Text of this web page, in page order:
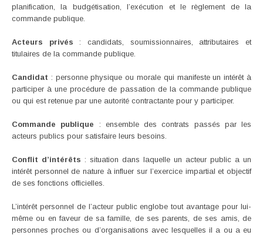
planification, la budgétisation, l’exécution et le règlement de la
commande publique.
Acteurs privés : candidats, soumissionnaires, attributaires et
titulaires de la commande publique.
Candidat : personne physique ou morale qui manifeste un intérêt à
participer à une procédure de passation de la commande publique
ou qui est retenue par une autorité contractante pour y participer.
Commande publique : ensemble des contrats passés par les
acteurs publics pour satisfaire leurs besoins.
Conflit d’intérêts : situation dans laquelle un acteur public a un
intérêt personnel de nature à influer sur l’exercice impartial et objectif
de ses fonctions officielles.
L’intérêt personnel de l’acteur public englobe tout avantage pour lui-
même ou en faveur de sa famille, de ses parents, de ses amis, de
personnes proches ou d’organisations avec lesquelles il a ou a eu